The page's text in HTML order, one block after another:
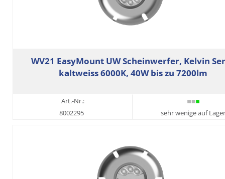
WV21 EasyMount UW Scheinwerfer, Kelvin
kaltweiss 6000K, 40W bis zu 7200lm
Art.-Nr.:
8002295
sehr wenige auf Lager